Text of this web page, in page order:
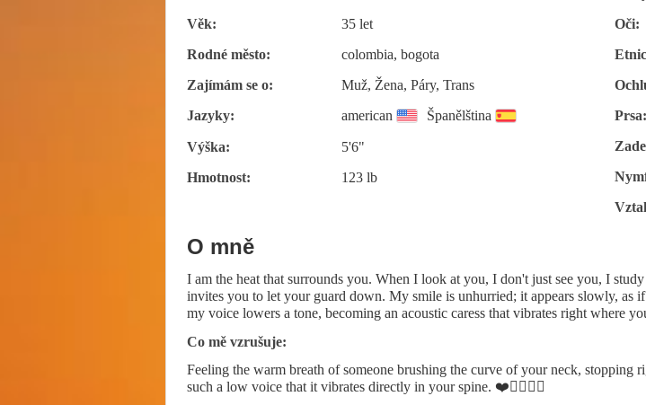
Věk:
35 let
Rodné město:
colombia, bogota
Zajímám se o:
Muž, Žena, Páry, Trans
Jazyky:
american Španělština
Výška:
5'6"
Hmotnost:
123 lb
Oči:
Prsa:
O mně
I am the heat that surrounds you. When I look at you, I don't just see you, I
invites you to let your guard down. My smile is unhurried; it appears slowly, as
my voice lowers a tone, becoming an acoustic caress that vibrates right where
Co mě vzrušuje:
Feeling the warm breath of someone brushing the curve of your neck, stopping
such a low voice that it vibrates directly in your spine. ❤️❤️‍🔥❤️‍🔥